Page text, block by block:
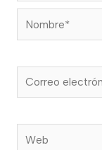
Nombre*
Correo
electrónico*
Web